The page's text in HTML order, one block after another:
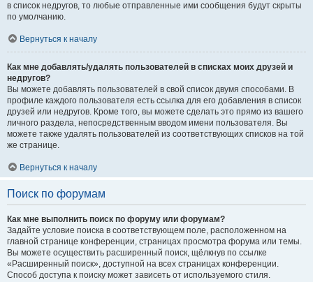
в список недругов, то любые отправленные ими сообщения будут скрыты
по умолчанию.
Вернуться к началу
Как мне добавлять/удалять пользователей в списках моих друзей и
недругов?
Вы можете добавлять пользователей в свой список двумя способами. В
профиле каждого пользователя есть ссылка для его добавления в список
друзей или недругов. Кроме того, вы можете сделать это прямо из вашего
личного раздела, непосредственным вводом имени пользователя. Вы
можете также удалять пользователей из соответствующих списков на той
же странице.
Вернуться к началу
Поиск по форумам
Как мне выполнить поиск по форуму или форумам?
Задайте условие поиска в соответствующем поле, расположенном на
главной странице конференции, страницах просмотра форума или темы.
Вы можете осуществить расширенный поиск, щёлкнув по ссылке
«Расширенный поиск», доступной на всех страницах конференции.
Способ доступа к поиску может зависеть от используемого стиля.